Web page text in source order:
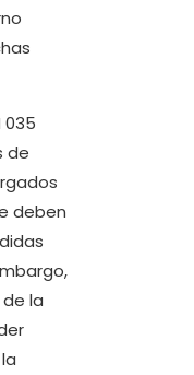
035
de
deben
la